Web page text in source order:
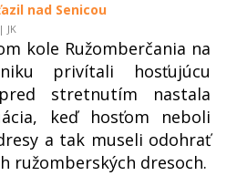
nad Senicou
JK
kole Ružomberčania na
privítali hosťujúcu
stretnutím nastala
keď hosťom neboli
a tak museli odohrať
ružomberských dresoch.